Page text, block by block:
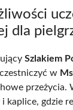
dla
Szlakiem
w
przeżycia.
i kaplice, gdzie